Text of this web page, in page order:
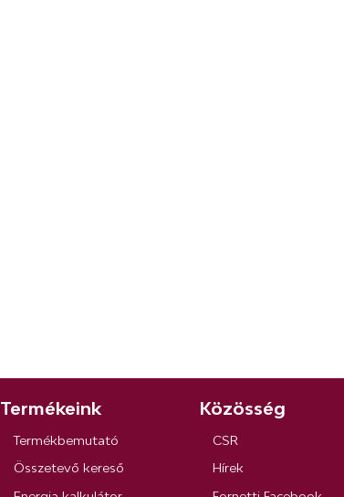
Termékeink
Termékbemutató
Összetevő kereső
Közösség
CSR
Hírek